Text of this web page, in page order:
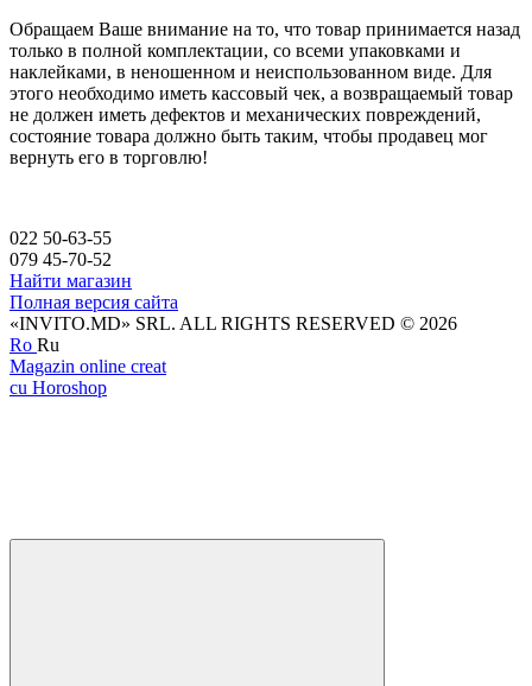
Обращаем Ваше внимание на то, что товар принимается назад
только в полной комплектации, со всеми упаковками и
наклейками, в неношенном и неиспользованном виде. Для
этого необходимо иметь кассовый чек, а возвращаемый товар
не должен иметь дефектов и механических повреждений,
состояние товара должно быть таким, чтобы продавец мог
вернуть его в торговлю!
022 50-63-55
079 45-70-52
Найти магазин
Полная версия сайта
«INVITO.MD» SRL. ALL RIGHTS RESERVED © 2026
Ro Ru
Magazin online creat
cu Horoshop